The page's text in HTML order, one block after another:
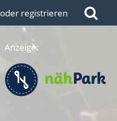
registrieren
Anzeige: